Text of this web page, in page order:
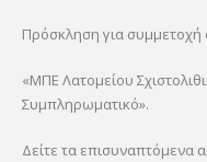
Πρόσκληση για συμμετοχή
«ΜΠΕ Λατομείου
Συμπληρωματικό».
Δείτε τα επισυναπτόμενα